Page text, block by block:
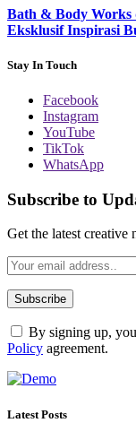
Bath & Body Works
Eksklusif Inspirasi
Stay In Touch
Facebook
Instagram
YouTube
TikTok
WhatsApp
Subscribe to
Get the latest
By signing up,
Policy agreement.
Latest Posts